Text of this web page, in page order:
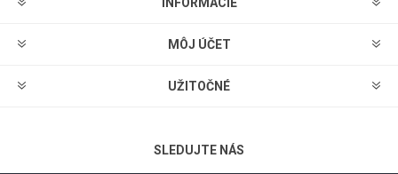
INFORMÁCIE
MÔJ ÚČET
UŽITOČNÉ
SLEDUJTE NÁS